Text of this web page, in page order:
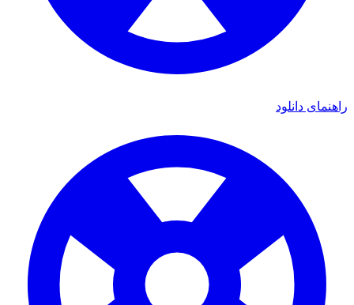
دانلود